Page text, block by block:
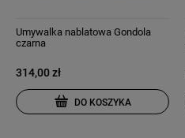
Umywalka nablatowa Gondola
czarna
314,00 zł
DO KOSZYKA